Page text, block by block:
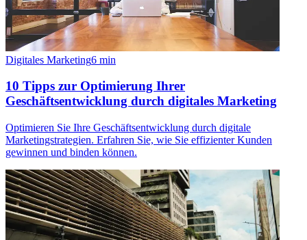
Digitales Marketing6 min
10 Tipps zur Optimierung Ihrer
Geschäftsentwicklung durch digitales Marketing
Optimieren Sie Ihre Geschäftsentwicklung durch digitale
Marketingstrategien. Erfahren Sie, wie Sie effizienter Kunden
gewinnen und binden können.